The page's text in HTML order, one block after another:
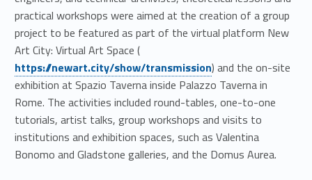
practical workshops were aimed at the creation of a group
project to be featured as part of the virtual platform New
Art City: Virtual Art Space (Link identifier #identifier__15478-10
https://newart.city/show/transmission) and the on-site
exhibition at Spazio Taverna inside Palazzo Taverna in
Rome. The activities included round-tables, one-to-one
tutorials, artist talks, group workshops and visits to
institutions and exhibition spaces, such as Valentina
Bonomo and Gladstone galleries, and the Domus Aurea.